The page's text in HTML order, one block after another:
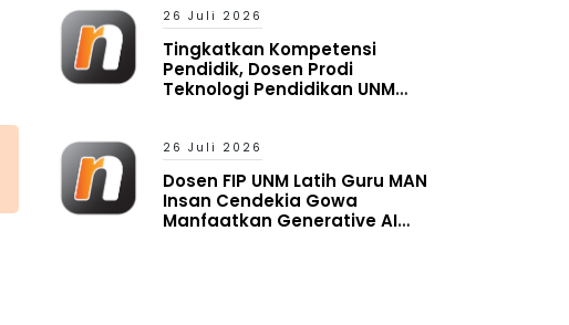
26 Juli 2026
Tingkatkan Kompetensi
Pendidik, Dosen Prodi
Teknologi Pendidikan UNM
AI
26 Juli 2026
Dosen FIP UNM Latih Guru MAN
Insan Cendekia Gowa
Manfaatkan Generative AI